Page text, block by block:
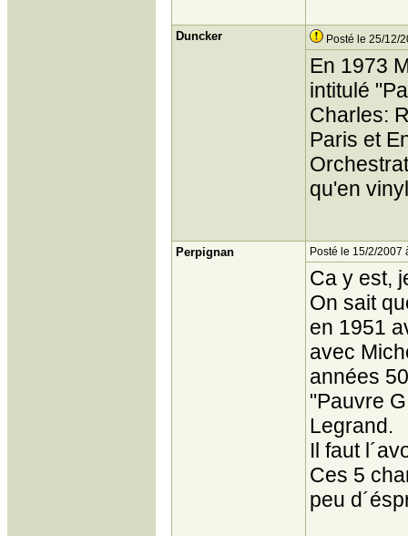
Duncker Posté le 25/12/
En 1973
intitulé
Charles:
Paris et
qu'en
Perpignan Posté le 15/2/2007
Ca y est,
On sait
en 1951
avec
années
"Pauvre
Legrand.
Il faut
Ces 5
peu